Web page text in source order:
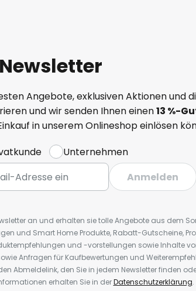
Newsletter
Angebote, exklusiven Aktionen und
und wir senden Ihnen einen13 %-
in unserem Onlineshop einlösen
Unternehmen
Anmelden
an und erhalten sie tolle Angebote aus dem
und Smart Home Produkte, Rabatt-Gutscheine,
und -vorstellungen sowie Inhalte
Anfragen für Kaufbewertungen und
Abmeldelink, den Sie in jedem Newsletter finden
erhalten Sie in derDatenschutzerklärung.